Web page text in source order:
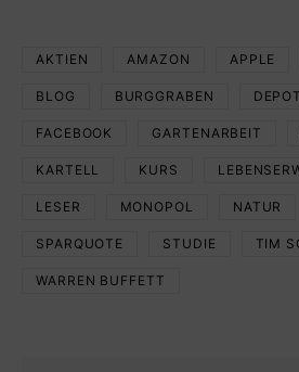
AKTIEN AMAZON APPLE
BLOG BURGGRABEN DEPOT
FACEBOOK GARTENARBEIT
KARTELL KURS
LESER MONOPOL NATUR
SPARQUOTE STUDIE TIM
WARREN BUFFETT